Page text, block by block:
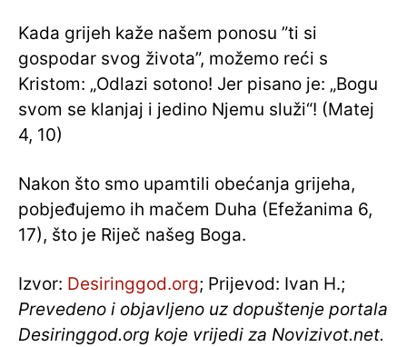
Kada grijeh kaže našem ponosu ”ti si
gospodar svog života”, možemo reći s
Kristom: „Odlazi sotono! Jer pisano je: „Bogu
svom se klanjaj i jedino Njemu služi“! (Matej
4, 10)
Nakon što smo upamtili obećanja grijeha,
pobjeđujemo ih mačem Duha (Efežanima 6,
17), što je Riječ našeg Boga.
Izvor: Desiringgod.org; Prijevod: Ivan H.;
Prevedeno i objavljeno uz dopuštenje portala
Desiringgod.org koje vrijedi za Novizivot.net.